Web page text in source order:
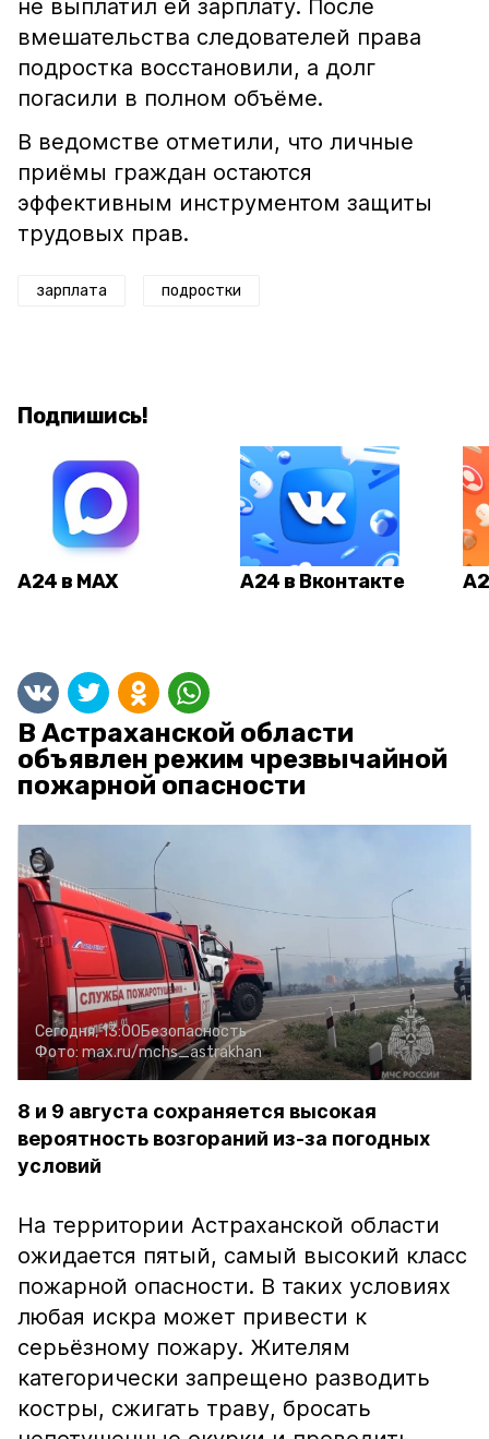
не выплатил ей зарплату. После
вмешательства следователей права
подростка восстановили, а долг
погасили в полном объёме.
В ведомстве отметили, что личные
приёмы граждан остаются
эффективным инструментом защиты
трудовых прав.
зарплата подростки
Подпишись!
А24 в MAX А24 в Вконтакте
В Астраханской области
объявлен режим чрезвычайной
пожарной опасности
Сегодня, 13:00Безопасность
Фото: max.ru/mchs_astrakhan
8 и 9 августа сохраняется высокая
вероятность возгораний из-за погодных
условий
На территории Астраханской области
ожидается пятый, самый высокий класс
пожарной опасности. В таких условиях
любая искра может привести к
серьёзному пожару. Жителям
категорически запрещено разводить
костры, сжигать траву, бросать